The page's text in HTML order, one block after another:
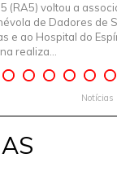
(RA5) voltou a
de Dadores de
e ao Hospital do
realiza...
Notícias